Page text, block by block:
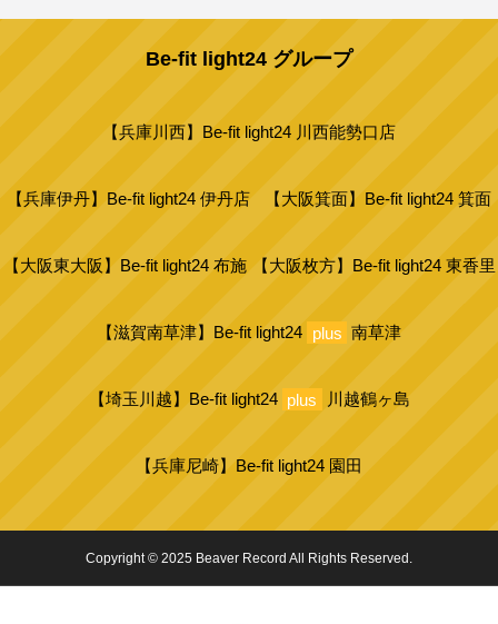
Be-fit light24 グループ
【兵庫川西】Be-fit light24 川西能勢口店
【兵庫伊丹】Be-fit light24 伊丹店 【大阪箕面】Be-fit light24 箕面
【大阪東大阪】Be-fit light24 布施 【大阪枚方】Be-fit light24 東香里
【滋賀南草津】Be-fit light24 plus 南草津
【埼玉川越】Be-fit light24 plus 川越鶴ヶ島
【兵庫尼崎】Be-fit light24 園田
Copyright © 2025 Beaver Record All Rights Reserved.